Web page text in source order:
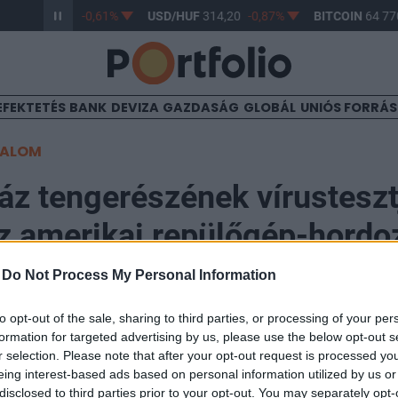
Do Not Process My Personal Information
opt-out of the sale, sharing to third parties, or processing of your
for targeted advertising by us, please use the below opt-out
selection. Please note that after your opt-out request is processed
interest-based ads based on personal information utilized by us
to third parties prior to your opt-out. You may separately
363,17 -0,61% USD/HUF314,20 -0,87% BITCOIN64
BANK DEVIZA GAZDASÁG GLOBÁL UNIÓS
tengerészének
amerikai repülőgép-
103 tagjának fertőzöttségét mutatták ki a
repülőgép-hordozó fedélzetén, s ezzel 550-re